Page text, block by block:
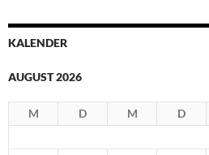
KALENDER
AUGUST 2026
M D M D